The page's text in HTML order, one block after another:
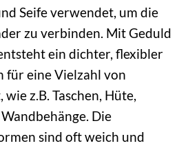
Seife verwendet, um die
zu verbinden. Mit Geduld
ein dichter, flexibler
für eine Vielzahl von
z.B. Taschen, Hüte,
Die
sind oft weich und